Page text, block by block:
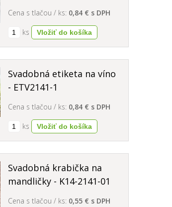
Cena s tlačou / ks: 0,84 € s DPH
ks
Svadobná etiketa na víno
- ETV2141-1
Cena s tlačou / ks: 0,84 € s DPH
ks
Svadobná krabička na
mandličky - K14-2141-01
Cena s tlačou / ks: 0,55 € s DPH